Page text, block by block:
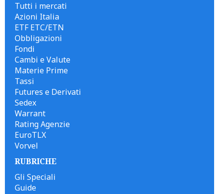
Tutti i mercati
Azioni Italia
ETF ETC/ETN
Obbligazioni
Fondi
Cambi e Valute
Materie Prime
Tassi
Futures e Derivati
Sedex
Warrant
Rating Agenzie
EuroTLX
Vorvel
RUBRICHE
Gli Speciali
Guide